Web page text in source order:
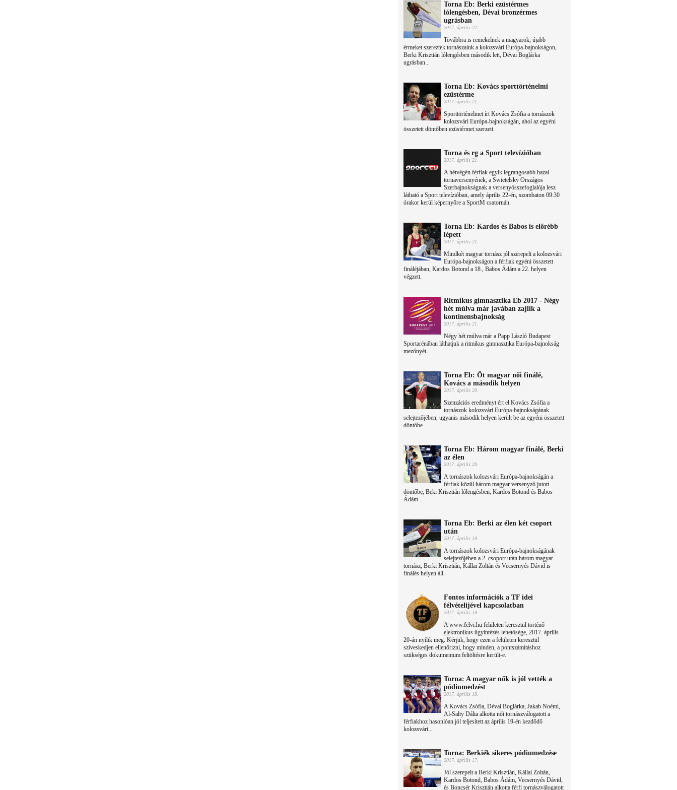
Torna Eb: Berki ezüstérmes
lólengésben, Dévai bronzérmes
ugrásban
2017. április 22.
Továbbra is remekelnek a magyarok, újabb
érmeket szereztek tornászaink a kolozsvári Európa-bajnokságon,
Berki Krisztián lólengésben második lett, Dévai Boglárka
ugrásban...
Torna Eb: Kovács sporttörténelmi
ezüstérme
2017. április 21.
Sporttörténelmet írt Kovács Zsófia a tornászok
kolozsvári Európa-bajnokságán, ahol az egyéni
összetett döntőben ezüstérmet szerzett.
Torna és rg a Sport televízióban
2017. április 21.
A hétvégén férfiak egyik legrangosabb hazai
tornaversenyének, a Swietelsky Országos
Szerbajnokságnak a versenyösszefoglalója lesz
látható a Sport televízióban, amely április 22-én, szombaton 09:30
órakor kerül képernyőre a SportM csatornán.
Torna Eb: Kardos és Babos is előrébb
lépett
2017. április 21.
Mindkét magyar tornász jól szerepelt a kolozsvári
Európa-bajnokságon a férfiak egyéni összetett
fináléjában, Kardos Botond a 18., Babos Ádám a 22. helyen
végzett.
Ritmikus gimnasztika Eb 2017 - Négy
hét múlva már javában zajlik a
kontinensbajnokság
2017. április 21.
Négy hét múlva már a Papp László Budapest
Sportarénában láthatjuk a ritmikus gimnasztika Európa-bajnokság
mezőnyét.
Torna Eb: Öt magyar női finálé,
Kovács a második helyen
2017. április 20.
Szenzációs eredményt ért el Kovács Zsófia a
tornászok kolozsvári Európa-bajnokságának
selejtezőjében, ugyanis második helyen került be az egyéni összetett
döntőbe...
Torna Eb: Három magyar finálé, Berki
az élen
2017. április 20.
A tornászok kolozsvári Európa-bajnokságán a
férfiak közül három magyar versenyző jutott
döntőbe, Beki Krisztián lólengésben, Kardos Botond és Babos
Ádám...
Torna Eb: Berki az élen két csoport
után
2017. április 19.
A tornászok kolozsvári Európa-bajnokságának
selejtezőjében a 2. csoport után három magyar
tornász, Berki Krisztián, Kállai Zoltán és Vecsernyés Dávid is
finálés helyen áll.
Fontos információk a TF idei
félvételijével kapcsolatban
2017. április 19.
A www.felvi.hu felületen keresztül történő
elektronikus ügyintézés lehetősége, 2017. április
20-án nyílik meg. Kérjük, hogy ezen a felületen keresztül
szíveskedjen ellenőrizni, hogy minden, a pontszámításhoz
szükséges dokumentum feltöltésre került-e.
Torna: A magyar nők is jól vették a
pódiumedzést
2017. április 18.
A Kovács Zsófia, Dévai Boglárka, Jakab Noémi,
Al-Salty Dália alkotta női tornászválogatott a
férfiakhoz hasonlóan jól teljesített az április 19-én kezdődő
kolozsvári...
Torna: Berkiék sikeres pódiumedzése
2017. április 17.
Jól szerepelt a Berki Krisztián, Kállai Zoltán,
Kardos Botond, Babos Ádám, Vecsernyés Dávid,
és Boncsér Krisztián alkotta férfi tornászválogatott